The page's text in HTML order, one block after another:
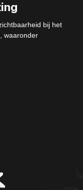
bij het
waaronder